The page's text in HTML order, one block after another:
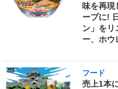
味を再現
ープに!
ン」をリ
ー、ホウ
フード
売上1本